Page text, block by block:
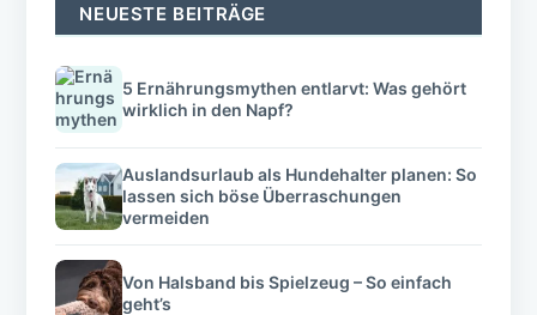
NEUESTE BEITRÄGE
5 Ernährungsmythen entlarvt: Was gehört
wirklich in den Napf?
Auslandsurlaub als Hundehalter planen: So
lassen sich böse Überraschungen
vermeiden
Von Halsband bis Spielzeug – So einfach
geht’s